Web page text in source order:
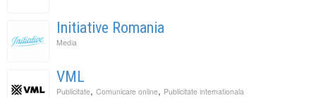
Initiative Romania
Media
VML
Publicitate, Comunicare online, Publicitate internationala